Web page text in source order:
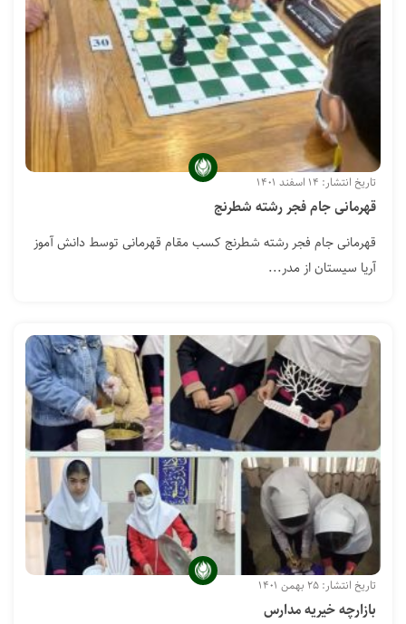
تاریخ انتشار: ۱۴ اسفند ۱۴۰۱
قهرمانی جام فجر رشته شطرنج
قهرمانی جام فجر رشته شطرنج کسب مقام قهرمانی توسط دانش آموز
آریا سیستان از مدر...
تاریخ انتشار: ۲۵ بهمن ۱۴۰۱
بازارچه خیریه مدارس